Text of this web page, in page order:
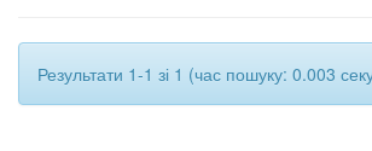
Результати 1-1 зі 1 (час пошуку: 0.003